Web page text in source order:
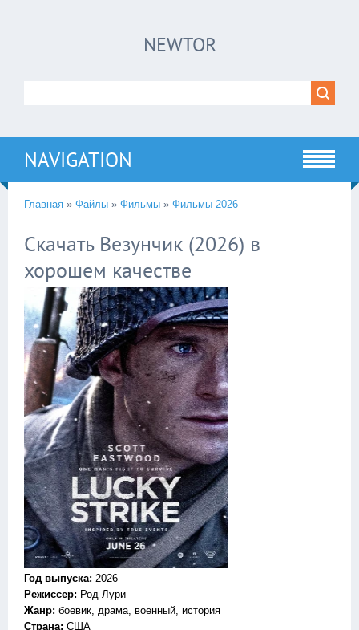
NEWTOR
NAVIGATION
Главная » Файлы » Фильмы » Фильмы 2026
Скачать Везунчик (2026) в
хорошем качестве
Год выпуска: 2026
Режиссер: Род Лури
Жанр: боевик, драма, военный, история
Страна: США
!!!Если Вы с телефона сперва нажмите на